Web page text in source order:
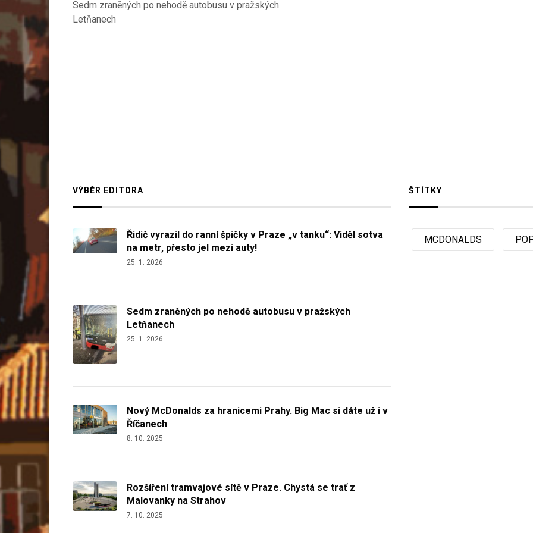
příspěvek
Sedm zraněných po nehodě autobusu v pražských
Letňanech
VÝBĚR EDITORA
Řidič vyrazil do ranní špičky v Praze „v tanku“: Viděl sotva
na metr, přesto jel mezi auty!
25. 1. 2026
Sedm zraněných po nehodě autobusu v pražských
Letňanech
25. 1. 2026
Nový McDonalds za hranicemi Prahy. Big Mac si dáte už i v
Říčanech
8. 10. 2025
Rozšíření tramvajové sítě v Praze. Chystá se trať z
Malovanky na Strahov
7. 10. 2025
ŠTÍTKY
MCDONALDS